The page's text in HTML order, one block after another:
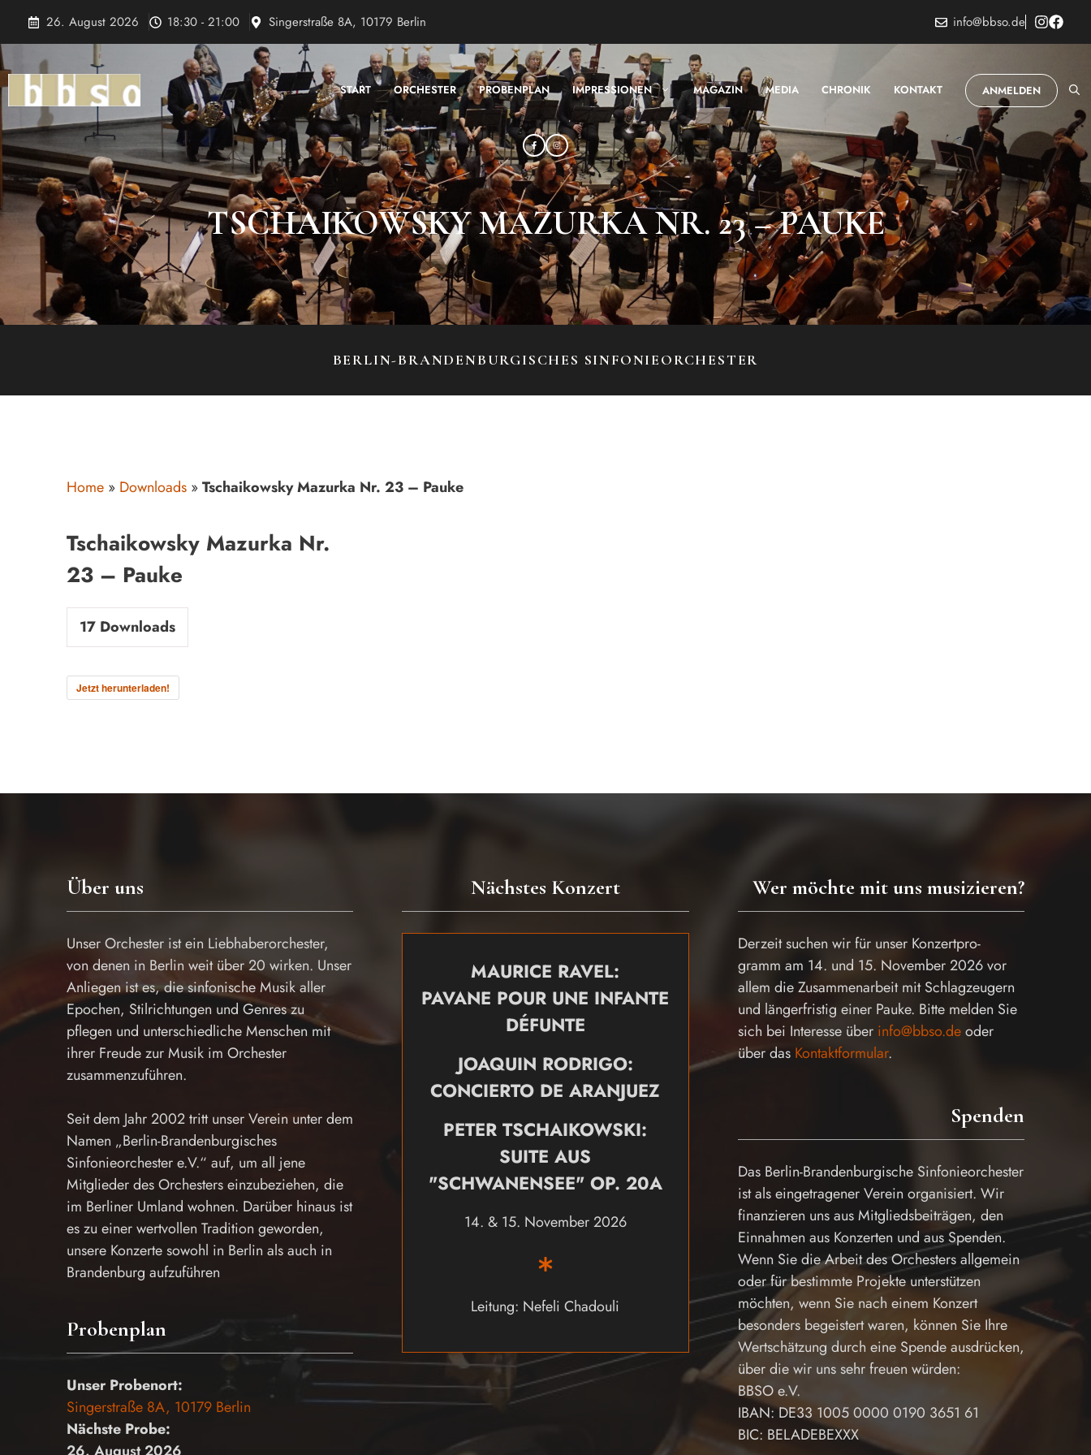
Inhalt
springen
26. August 2026 18:30 - 21:00 Singerstraße 8A, 10179 Berlin info@bbso.de
START ORCHESTER PROBENPLAN IMPRESSIONEN MAGAZIN MEDIA CHRONIK KONTAKT ANMELDEN
TSCHAIKOWSKY MAZURKA NR. 23 – PAUKE
BERLIN-BRANDENBURGISCHES SINFONIEORCHESTER
Home » Downloads »Tschaikowsky Mazurka Nr. 23 – Pauke
Tschaikowsky Mazurka Nr.
23 – Pauke
17 Downloads
Jetzt herunterladen!
Über uns
Unser Orchester ist ein Liebhaberorchester,
von denen in Berlin weit über 20 wirken. Unser
Anliegen ist es, die sinfonische Musik aller
Epochen, Stilrichtungen und Genres zu
pflegen und unterschiedliche Menschen mit
ihrer Freude zur Musik im Orchester
zusammenzuführen.
Seit dem Jahr 2002 tritt unser Verein unter dem
Namen „Berlin-Brandenburgisches
Sinfonieorchester e.V.“ auf, um all jene
Mitglieder des Orchesters einzubeziehen, die
im Berliner Umland wohnen. Darüber hinaus ist
es zu einer wertvollen Tradition geworden,
unsere Konzerte sowohl in Berlin als auch in
Brandenburg aufzuführen
Probenplan
Unser Probenort:
Singerstraße 8A, 10179 Berlin
Nächste Probe:
Nächstes Konzert
MAURICE RAVEL:
PAVANE POUR UNE INFANTE
DÉFUNTE
JOAQUIN RODRIGO:
CONCIERTO DE ARANJUEZ
PETER TSCHAIKOWSKI:
SUITE AUS
"SCHWANENSEE" OP. 20A
14. & 15. November 2026
Leitung: Nefeli Chadouli
Wer möchte mit uns musizieren?
Derzeit suchen wir für unser Konzertpro-
gramm am 14. und 15. November 2026 vor
allem die Zusammenarbeit mit Schlagzeugern
und längerfristig einer Pauke. Bitte melden Sie
sich bei Interesse über info@bbso.deoder
über das Kontaktformular.
Spenden
Das Berlin-Brandenburgische Sinfonieorchester
ist als eingetragener Verein organisiert. Wir
finanzieren uns aus Mitgliedsbeiträgen, den
Einnahmen aus Konzerten und aus Spenden.
Wenn Sie die Arbeit des Orchesters allgemein
oder für bestimmte Projekte unterstützen
möchten, wenn Sie nach einem Konzert
besonders begeistert waren, können Sie Ihre
Wertschätzung durch eine Spende ausdrücken,
über die wir uns sehr freuen würden:
BBSO e.V.
IBAN: DE33 1005 0000 0190 3651 61
BIC: BELADEBEXXX